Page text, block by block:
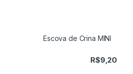
Escova de Crina MINI
R$9,20